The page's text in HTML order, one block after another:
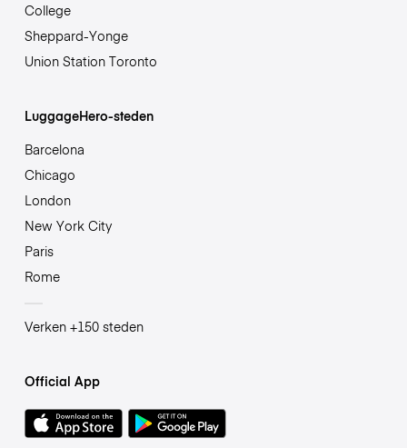
College
Sheppard-Yonge
Union Station Toronto
LuggageHero-steden
Barcelona
Chicago
London
New York City
Paris
Rome
Verken +150 steden
Official App